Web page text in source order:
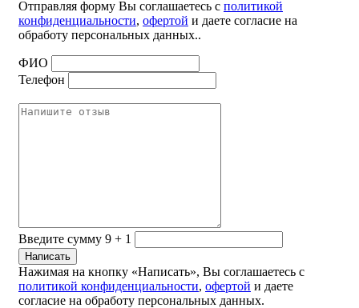
Отправляя форму Вы соглашаетесь с политикой
конфиденциальности, офертой и даете согласие на
обработу персональных данных..
ФИО
Телефон
Введите сумму 9 + 1
Нажимая на кнопку «Написать», Вы соглашаетесь с
политикой конфиденциальности, офертой и даете
согласие на обработу персональных данных.